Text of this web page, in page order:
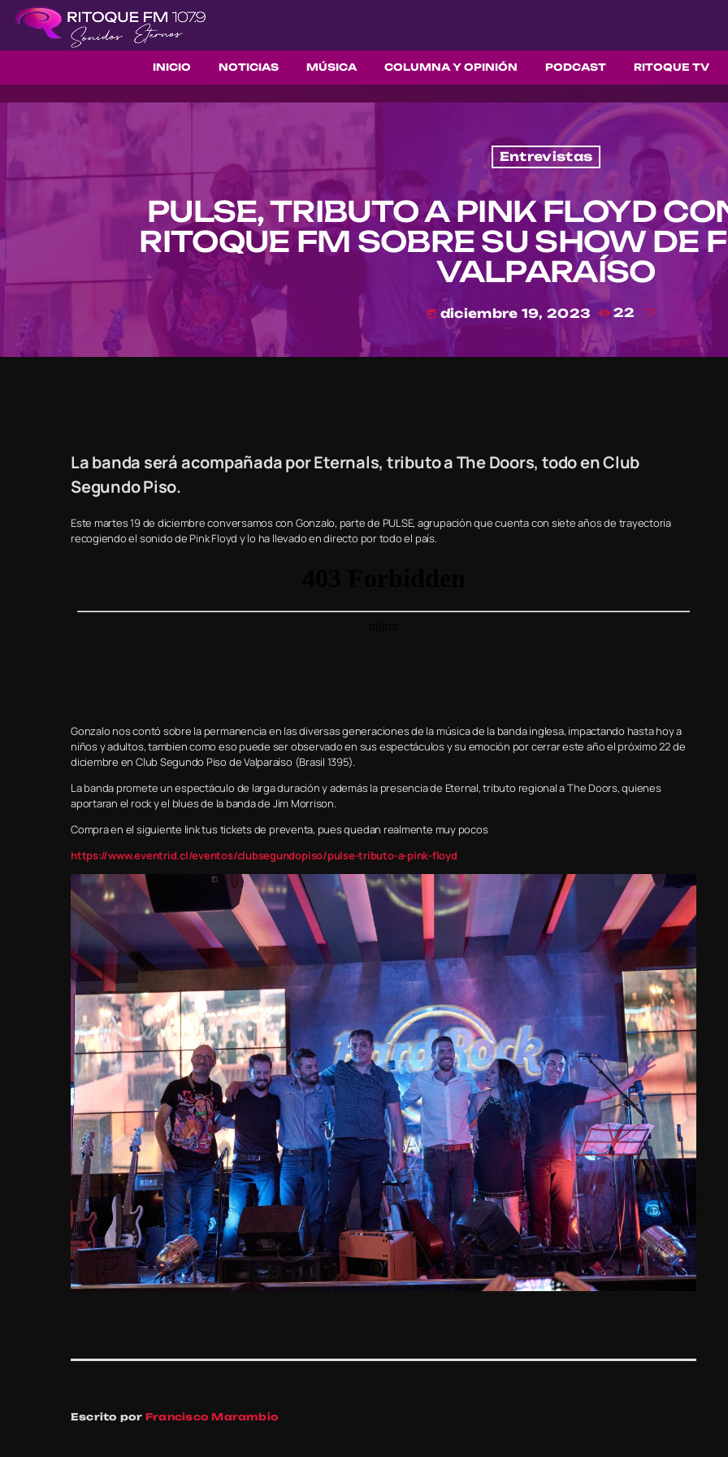
INICIO NOTICIAS MÚSICA COLUMNA Y OPINIÓN PODCAST RITOQUE TV
Entrevistas
PULSE, TRIBUTO A PINK FLOYD
RITOQUE FM SOBRE SU SHOW DE
VALPARAÍSO
today diciembre 19, 2023 22
La banda será acompañada por Eternals, tributo a The Doors, todo en Club
Segundo Piso.
Este martes 19 de diciembre conversamos con Gonzalo, parte de PULSE, agrupación que cuenta con siete años de trayectoria
recogiendo el sonido de Pink Floyd y lo ha llevado en directo por todo el país.
Gonzalo nos contó sobre la permanencia en las diversas generaciones de la música de la banda inglesa, impactando hasta hoy a
niños y adultos, tambien como eso puede ser observado en sus espectáculos y su emoción por cerrar este año el próximo 22 de
diciembre en Club Segundo Piso de Valparaíso (Brasil 1395).
La banda promete un espectáculo de larga duración y además la presencia de Eternal, tributo regional a The Doors, quienes
aportaran el rock y el blues de la banda de Jim Morrison.
Compra en el siguiente link tus tickets de preventa, pues quedan realmente muy pocos
https://www.eventrid.cl/eventos/clubsegundopiso/pulse-tributo-a-pink-floyd
Escrito por Francisco Marambio